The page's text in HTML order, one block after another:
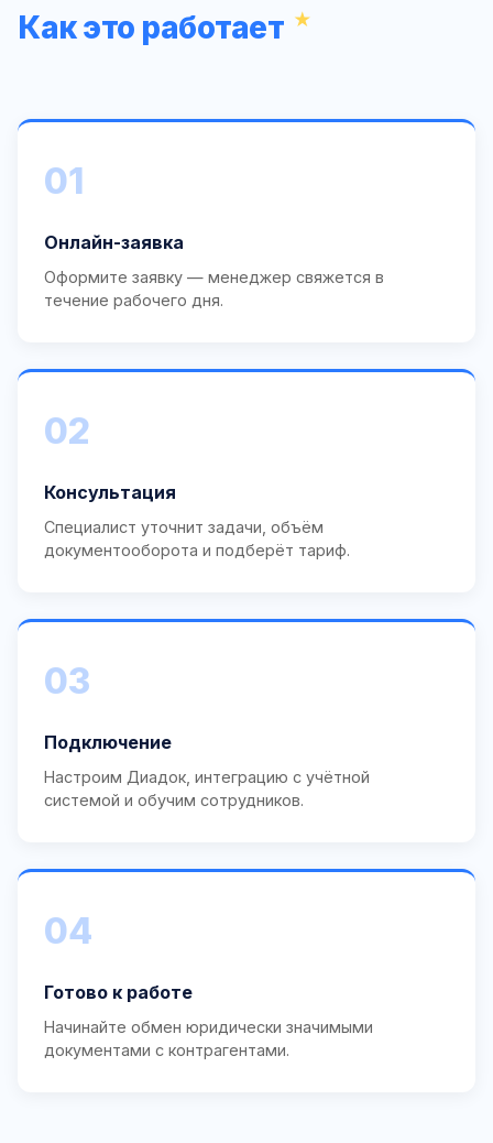
Как это работает
01
Онлайн-заявка
Оформите заявку — менеджер свяжется в
течение рабочего дня.
02
Консультация
Специалист уточнит задачи, объём
документооборота и подберёт тариф.
03
Подключение
Настроим Диадок, интеграцию с учётной
системой и обучим сотрудников.
04
Готово к работе
Начинайте обмен юридически значимыми
документами с контрагентами.